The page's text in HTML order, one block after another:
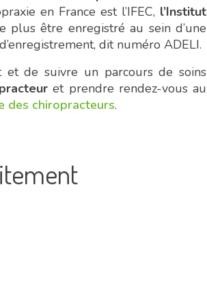
en France est l’IFEC, l’Institut
plus être enregistré au sein d’une
dit numéro ADELI.
et de suivre un parcours de soins
et prendre rendez-vous au
des chiropracteurs.